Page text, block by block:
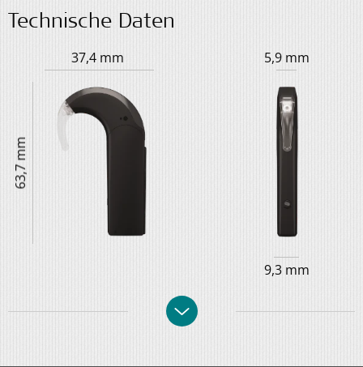
Technische Daten
37,4 mm
63,7 mm
5,9 mm
9,3 mm